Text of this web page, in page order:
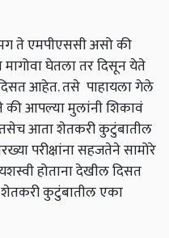
मग ते एमपीएससी असो की
मागोवा घेतला तर दिसून येते
आहेत. तसे पाहायला गेले
की आपल्या मुलांनी शिकावं
आता शेतकरी कुटुंबातील
परीक्षांना सहजतेने सामोरे
होताना देखील दिसत
कुटुंबातील एका